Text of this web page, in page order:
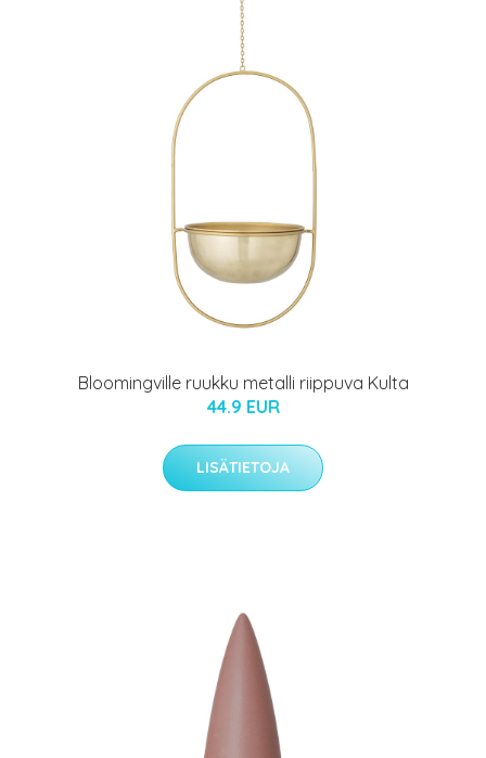
Bloomingville ruukku metalli riippuva Kulta
44.9 EUR
LISÄTIETOJA